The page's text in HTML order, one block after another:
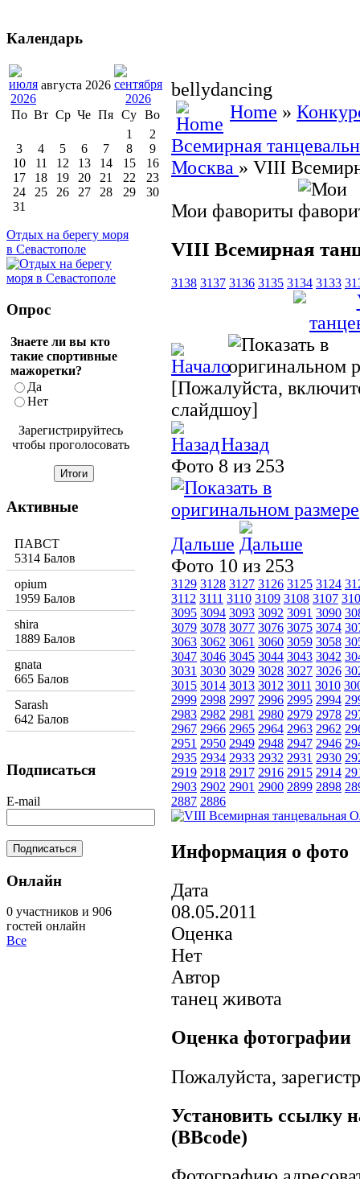
bellydancing
Home »
Всемирная
Москва » VIII
Мои фавориты
VIII Всемирная
3138 3137 3136 3135 3134 3133
[Пожалуйста,
слайдшоу]
Назад
Фото 8 из 253
Дальше
Фото 10 из 253
3129 3128 3127 3126 3125 3124
3112 3111 3110 3109 3108 3107
3095 3094 3093 3092 3091 3090
3079 3078 3077 3076 3075 3074
3063 3062 3061 3060 3059 3058
3047 3046 3045 3044 3043 3042
3031 3030 3029 3028 3027 3026
3015 3014 3013 3012 3011 3010
2999 2998 2997 2996 2995 2994
2983 2982 2981 2980 2979 2978
2967 2966 2965 2964 2963 2962
2951 2950 2949 2948 2947 2946
2935 2934 2933 2932 2931 2930
2919 2918 2917 2916 2915 2914
2903 2902 2901 2900 2899 2898
2887 2886
Информация о фото
Дата
08.05.2011
Оценка
Нет
Автор
танец живота
Оценка фотографии
Пожалуйста,
Установить ссылку
(BBcode)
Календарь
августа 2026
По Вт Ср Че Пя Су Во
1
2
3
4 5 6 7 8
9
10
11 12 13 14 15
16
17
18 19 20 21 22
23
24
25 26 27 28 29
30
31
Отдых на берегу моря
в Севастополе
Опрос
Знаете ли вы кто
такие спортивные
мажоретки?
Да
Нет
Зарегистрируйтесь
чтобы проголосовать
Активные
ПАВСТ
5314 Балов
opium
1959 Балов
shira
1889 Балов
gnata
665 Балов
Sarash
642 Балов
Подписаться
E-mail
Онлайн
0 участников и 906
гостей онлайн
Все